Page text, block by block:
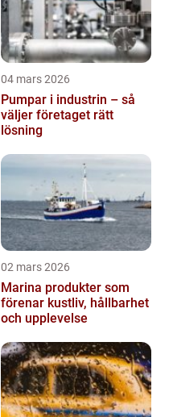
04 mars 2026
Pumpar i industrin – så
väljer företaget rätt
lösning
02 mars 2026
Marina produkter som
förenar kustliv, hållbarhet
och upplevelse